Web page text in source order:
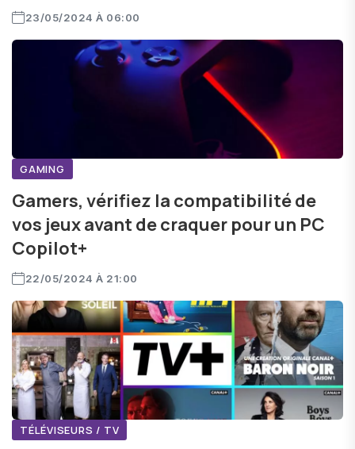
23/05/2024 À 06:00
GAMING
Gamers, vérifiez la compatibilité de
vos jeux avant de craquer pour un PC
Copilot+
22/05/2024 À 21:00
TÉLÉVISEURS / TV